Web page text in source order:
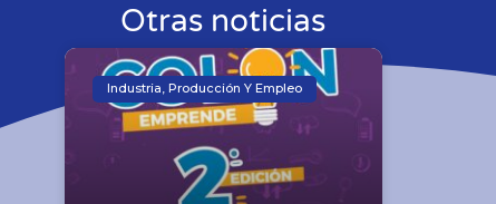
Otras noticias
Industria, Producción Y Empleo